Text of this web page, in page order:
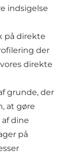
indsigelse
på direkte
der
direkte
grunde, der
at gøre
dine
på